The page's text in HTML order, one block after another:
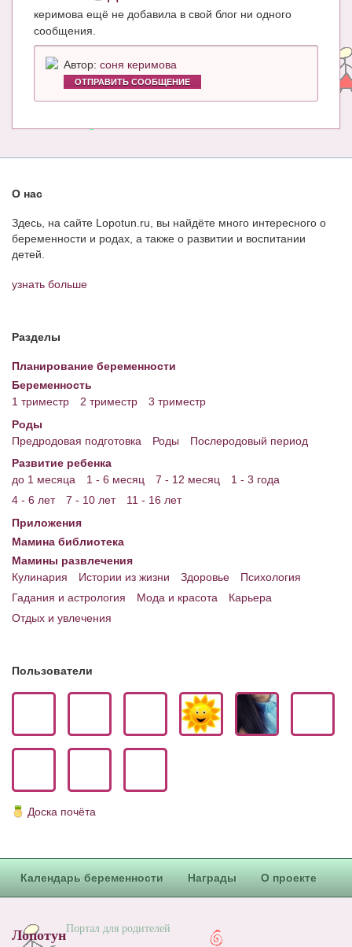
ПСИХОЛОГИЯ
ЗДОРОВЬЕ
МОДА И КРАСОТА
Календарь беременности
Энциклопедия беременных
Мамина энциклопедия
СЕРВИСЫ И ПРИЛОЖЕНИЯ
Сервис. Оценка роста и веса ребенка
Приложения для Android
Опросы
НОВОСТИ ЛОПОТУНА
Блог Администратора
керимова ещё не добавила в свой блог ни одного
сообщения.
Автор: соня керимова
ОТПРАВИТЬ СООБЩЕНИЕ
О нас
Здесь, на сайте Lopotun.ru, вы найдёте много интересного о
беременности и родах, а также о развитии и воспитании
детей.
узнать больше
Разделы
Планирование беременности
Беременность
1 триместр
2 триместр
3 триместр
Роды
Предродовая подготовка
Роды
Послеродовый период
Развитие ребенка
до 1 месяца
1 - 6 месяц 7 - 12 месяц
1 - 3 года
4 - 6 лет
7 - 10 лет
11 - 16 лет
Приложения
Мамина библиотека
Мамины развлечения
Кулинария
Истории из жизни Здоровье
Психология
Гадания и астрология
Мода и красота
Карьера
Отдых и увлечения
Пользователи
Доска почёта
Календарь беременности Награды О проекте
ЛопотунПортал для родителей